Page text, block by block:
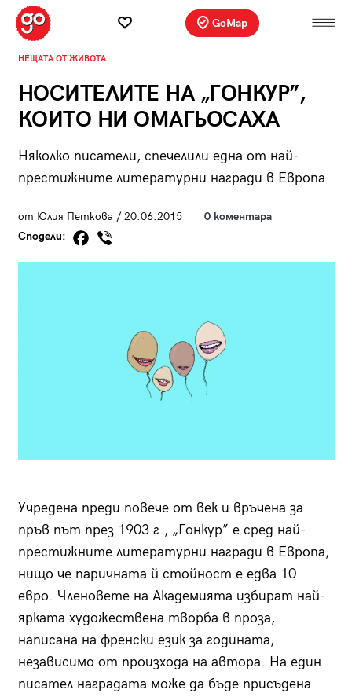
GoMap
НЕЩАТА ОТ ЖИВОТА
НОСИТЕЛИТЕ НА „ГОНКУР”,
КОИТО НИ ОМАГЬОСАХА
Няколко писатели, спечелили една от най-
престижните литературни награди в Европа
от Юлия Петкова / 20.06.2015
0 коментара
Сподели:
Учредена преди повече от век и връчена за
пръв път през 1903 г., „Гонкур” е сред най-
престижните литературни награди в Европа,
нищо че паричната й стойност е едва 10
евро. Членовете на Академията избират най-
ярката художествена творба в проза,
написана на френски език за годината,
независимо от произхода на автора. На един
писател наградата може да бъде присъдена